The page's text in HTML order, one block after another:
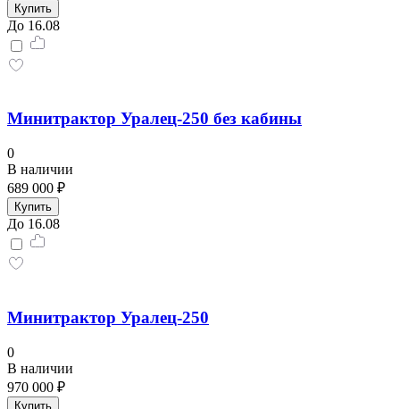
Купить
До 16.08
Минитрактор Уралец-250 без кабины
0
В наличии
689 000 ₽
Купить
До 16.08
Минитрактор Уралец-250
0
В наличии
970 000 ₽
Купить